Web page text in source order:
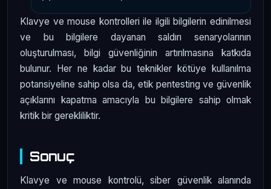
Klavye ve mouse kontrolleri ile ilgili bilgilerin edinilmesi
ve bu bilgilere dayanan saldırı senaryolarının
oluşturulması, bilgi güvenliğinin artırılmasına katkıda
bulunur. Her ne kadar bu teknikler kötüye kullanılma
potansiyeline sahip olsa da, etik pentesting ve güvenlik
açıklarını kapatma amacıyla bu bilgilere sahip olmak
kritik bir gerekliliktir.
Sonuç
Klavye ve mouse kontrolü, siber güvenlik alanında